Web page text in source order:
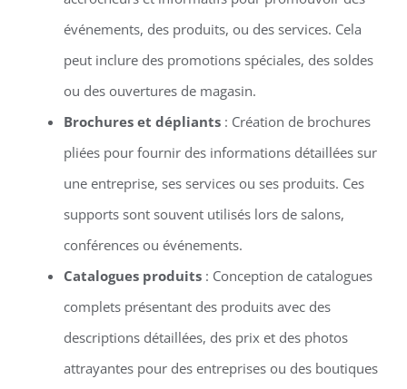
événements, des produits, ou des services. Cela
peut inclure des promotions spéciales, des soldes
ou des ouvertures de magasin.
Brochures et dépliants: Création de brochures
pliées pour fournir des informations détaillées sur
une entreprise, ses services ou ses produits. Ces
supports sont souvent utilisés lors de salons,
conférences ou événements.
Catalogues produits: Conception de catalogues
complets présentant des produits avec des
descriptions détaillées, des prix et des photos
attrayantes pour des entreprises ou des boutiques